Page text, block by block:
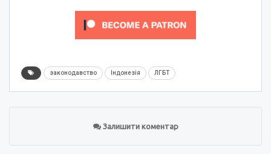
законодавство Індонезія ЛГБТ
Залишити коментар